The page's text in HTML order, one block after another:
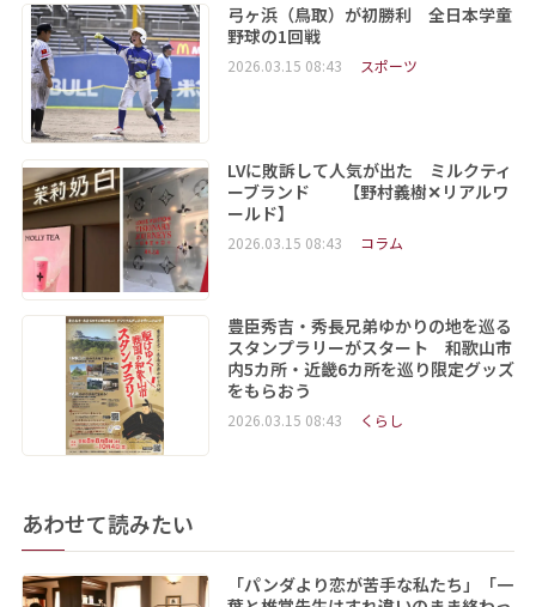
弓ヶ浜（鳥取）が初勝利 全日本学童
野球の1回戦
2026.03.15 08:43 スポーツ
LVに敗訴して人気が出た ミルクティ
ーブランド 【野村義樹✕リアルワ
ールド】
2026.03.15 08:43 コラム
豊臣秀吉・秀長兄弟ゆかりの地を巡る
スタンプラリーがスタート 和歌山市
内5カ所・近畿6カ所を巡り限定グッズ
をもらおう
2026.03.15 08:43 くらし
あわせて読みたい
「パンダより恋が苦手な私たち」「一